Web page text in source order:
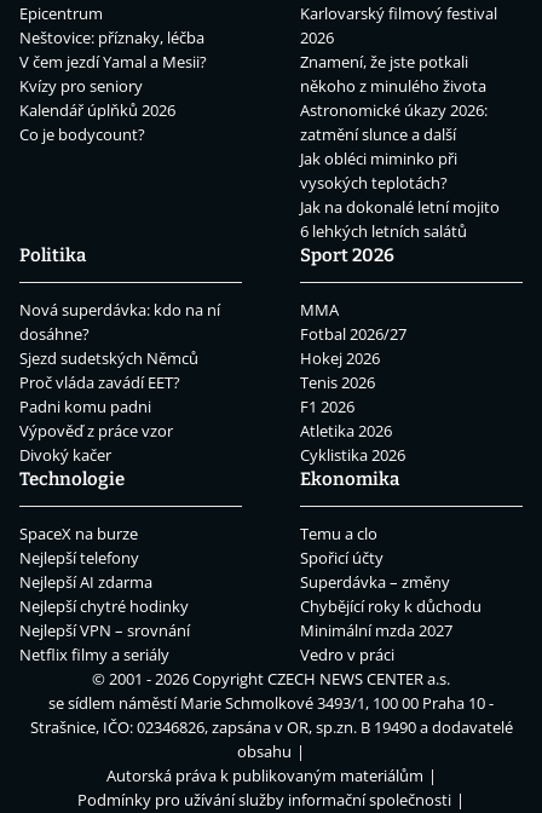
Epicentrum
Neštovice: příznaky, léčba
V čem jezdí Yamal a Mesii?
Kvízy pro seniory
Kalendář úplňků 2026
Co je bodycount?
Karlovarský filmový festival
2026
Znamení, že jste potkali
někoho z minulého života
Astronomické úkazy 2026:
zatmění slunce a další
Jak obléci miminko při
vysokých teplotách?
Jak na dokonalé letní mojito
6 lehkých letních salátů
Politika
Nová superdávka: kdo na ní
dosáhne?
Sjezd sudetských Němců
Proč vláda zavádí EET?
Padni komu padni
Výpověď z práce vzor
Divoký kačer
Sport 2026
MMA
Fotbal 2026/27
Hokej 2026
Tenis 2026
F1 2026
Atletika 2026
Cyklistika 2026
Technologie
SpaceX na burze
Nejlepší telefony
Nejlepší AI zdarma
Nejlepší chytré hodinky
Nejlepší VPN – srovnání
Netflix filmy a seriály
Ekonomika
Temu a clo
Spořicí účty
Superdávka – změny
Chybějící roky k důchodu
Minimální mzda 2027
Vedro v práci
© 2001 - 2026 CopyrightCZECH NEWS CENTER a.s.
se sídlem náměstí Marie Schmolkové 3493/1, 100 00 Praha 10 -
Strašnice, IČO: 02346826, zapsána v OR, sp.zn. B 19490 a dodavatelé
obsahu
Autorská práva k publikovaným materiálům
Podmínky pro užívání služby informační společnosti